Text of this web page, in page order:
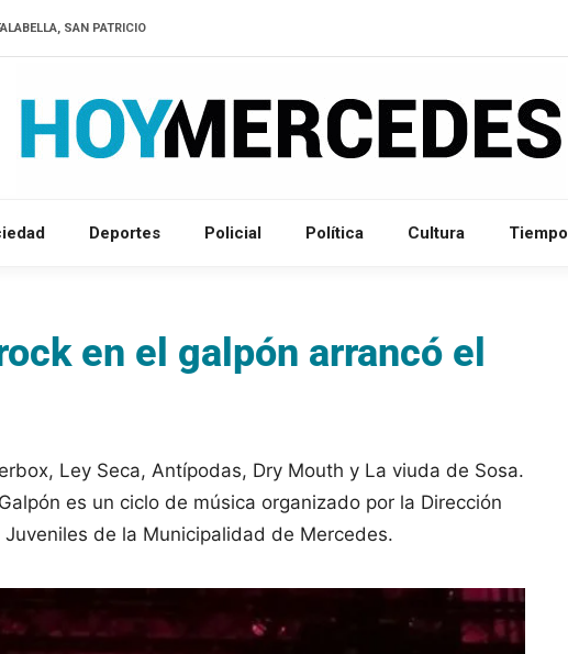
SAN PATRICIO
Deportes Policial Política Cultura Tiempo
en el galpón arrancó el
Ley Seca, Antípodas, Dry Mouth y La viuda de Sosa.
es un ciclo de música organizado por la Dirección
de la Municipalidad de Mercedes.